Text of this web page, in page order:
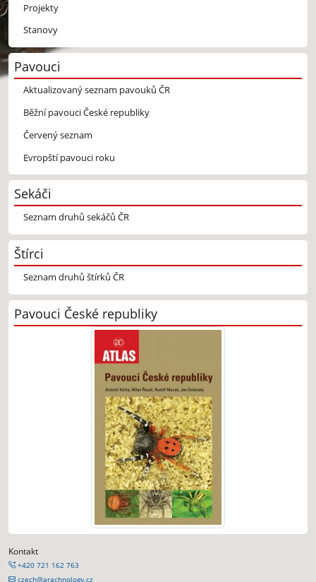
Projekty
Stanovy
Pavouci
Aktualizovaný seznam pavouků ČR
Běžní pavouci České republiky
Červený seznam
Evropští pavouci roku
Sekáči
Seznam druhů sekáčů ČR
Štírci
Seznam druhů štírků ČR
Pavouci České republiky
Kontakt
+420 721 162 763
czech@arachnology.cz